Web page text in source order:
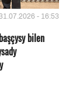
- 16:53
bilen